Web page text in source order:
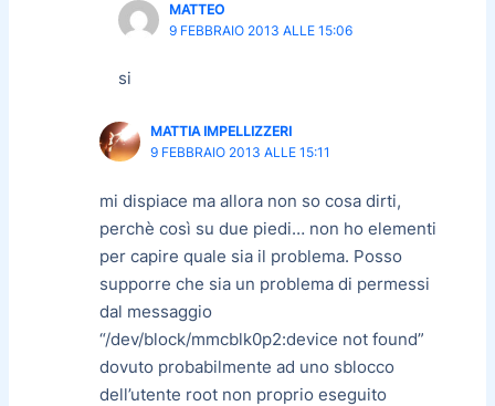
MATTEO
9 FEBBRAIO 2013 ALLE 15:06
si
MATTIA IMPELLIZZERI
9 FEBBRAIO 2013 ALLE 15:11
mi dispiace ma allora non so cosa dirti,
perchè così su due piedi… non ho elementi
per capire quale sia il problema. Posso
supporre che sia un problema di permessi
dal messaggio
“/dev/block/mmcblk0p2:device not found”
dovuto probabilmente ad uno sblocco
dell’utente root non proprio eseguito